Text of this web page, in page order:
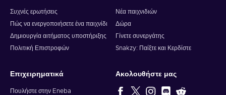
Συχνές ερωτήσεις
Πώς να ενεργοποιήσετε ένα παιχνίδι
Δημιουργία αιτήματος υποστήριξης
Πολιτική Επιστροφών
Νέα παιχνιδιών
Δώρα
Γίνετε συνεργάτης
Snakzy: Παίξτε και Κερδίστε
Επιχειρηματικά
Πουλήστε στην Eneba
Ακολουθήστε μας